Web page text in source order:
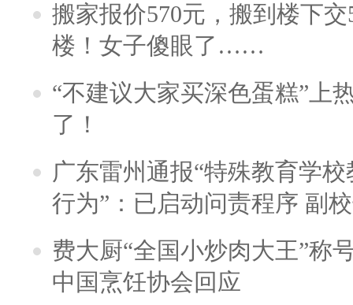
搬家报价570元，搬到楼下
楼！女子傻眼了……
“不建议大家买深色蛋糕”上
了！
广东雷州通报“特殊教育学
行为”：已启动问责程序 副
费大厨“全国小炒肉大王”称
中国烹饪协会回应